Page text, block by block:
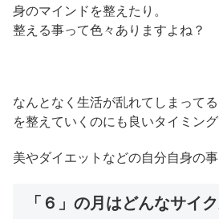
身のマインドを整えたり。
整える事って色々ありますよね？
なんとなく生活が乱れてしまって
を整えていくのにも良いタイミング
美やダイエットなどの自分自身の事
「６」の月はどんなサイ